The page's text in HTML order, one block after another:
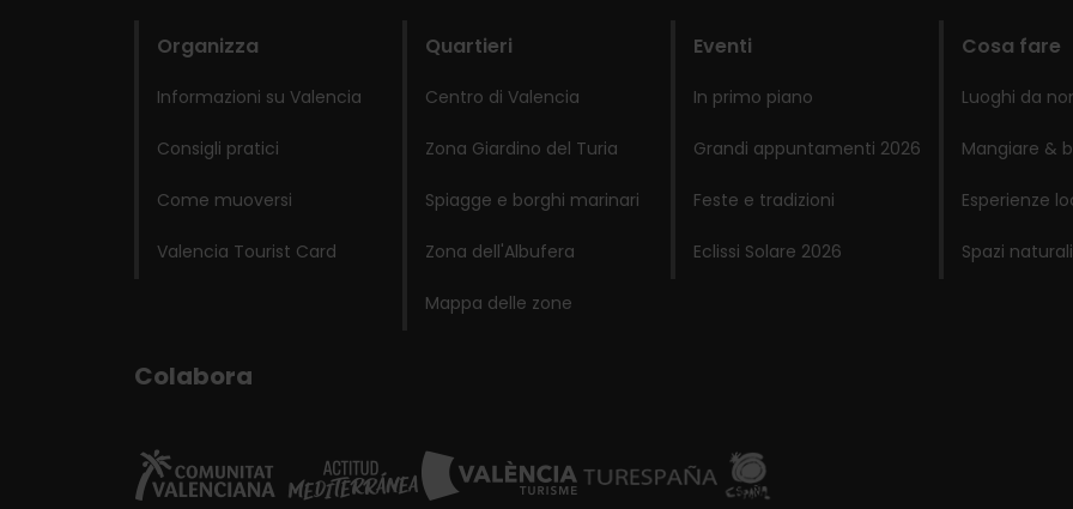
Organizza
Informazioni su Valencia
Consigli pratici
Come muoversi
Valencia Tourist Card
Quartieri
Centro di Valencia
Zona Giardino del Turia
Spiagge e borghi marinari
Zona dell'Albufera
Mappa delle zone
Eventi
In primo piano
Grandi appuntamenti 2026
Feste e tradizioni
Eclissi Solare 2026
Cosa fare
Luoghi da
Mangiare &
Esperienze
Spazi naturali
Colabora